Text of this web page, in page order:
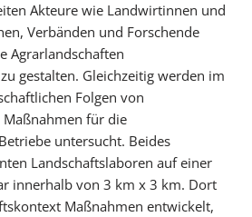
Akteure wie Landwirtinnen und
Verbänden und Forschende
Agrarlandschaften
gestalten. Gleichzeitig werden im
Folgen von
für die
untersucht. Beides
Landschaftslaboren auf einer
innerhalb von 3 km x 3 km. Dort
Maßnahmen entwickelt,